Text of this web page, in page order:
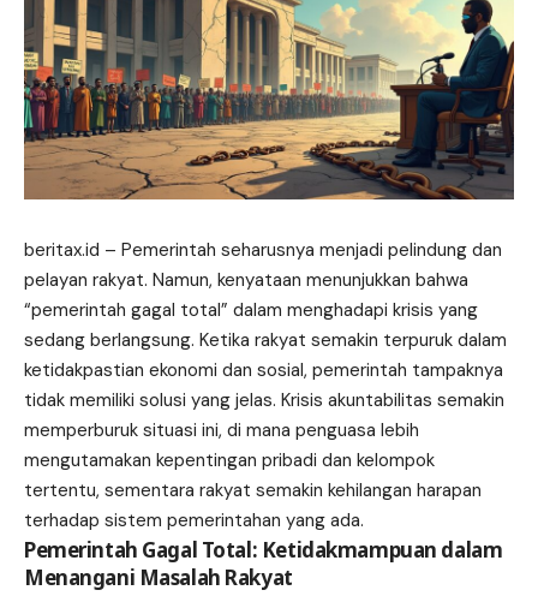
beritax.id – Pemerintah seharusnya menjadi pelindung dan
pelayan rakyat. Namun, kenyataan menunjukkan bahwa
“pemerintah gagal total” dalam menghadapi krisis yang
sedang berlangsung. Ketika rakyat semakin terpuruk dalam
ketidakpastian ekonomi dan sosial, pemerintah tampaknya
tidak memiliki solusi yang jelas. Krisis akuntabilitas semakin
memperburuk situasi ini, di mana penguasa lebih
mengutamakan kepentingan pribadi dan kelompok
tertentu, sementara rakyat semakin kehilangan harapan
terhadap sistem pemerintahan yang ada.
Pemerintah Gagal Total: Ketidakmampuan dalam
Menangani Masalah Rakyat